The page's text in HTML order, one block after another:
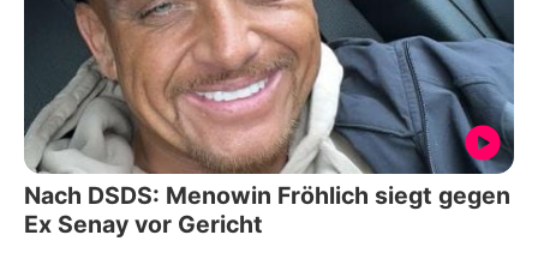
Nach DSDS: Menowin Fröhlich siegt gegen
Ex Senay vor Gericht